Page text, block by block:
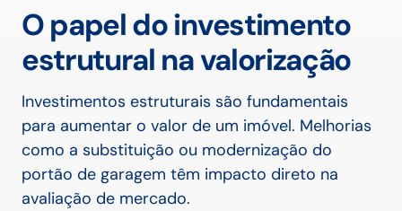
O papel do investimento
estrutural na valorização
Investimentos estruturais são fundamentais
para aumentar o valor de um imóvel. Melhorias
como a substituição ou modernização do
portão de garagem têm impacto direto na
avaliação de mercado.